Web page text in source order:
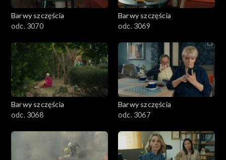
Barwy szczęścia
odc. 3070
Barwy szczęścia
odc. 3069
Barwy szczęścia
odc. 3068
Barwy szczęścia
odc. 3067